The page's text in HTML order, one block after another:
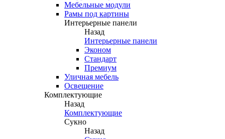
Мебельные модули
Рамы под картины
Интерьерные панели
Назад
Интерьерные панели
Эконом
Стандарт
Премиум
Уличная мебель
Освещение
Комплектующие
Назад
Комплектующие
Сукно
Назад